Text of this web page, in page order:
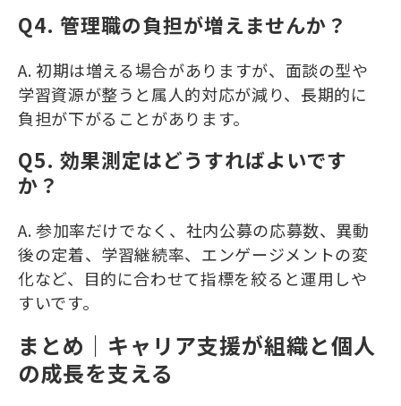
Q4. 管理職の負担が増えませんか？
A. 初期は増える場合がありますが、面談の型や
学習資源が整うと属人的対応が減り、長期的に
負担が下がることがあります。
Q5. 効果測定はどうすればよいです
か？
A. 参加率だけでなく、社内公募の応募数、異動
後の定着、学習継続率、エンゲージメントの変
化など、目的に合わせて指標を絞ると運用しや
すいです。
まとめ｜キャリア支援が組織と個人
の成長を支える